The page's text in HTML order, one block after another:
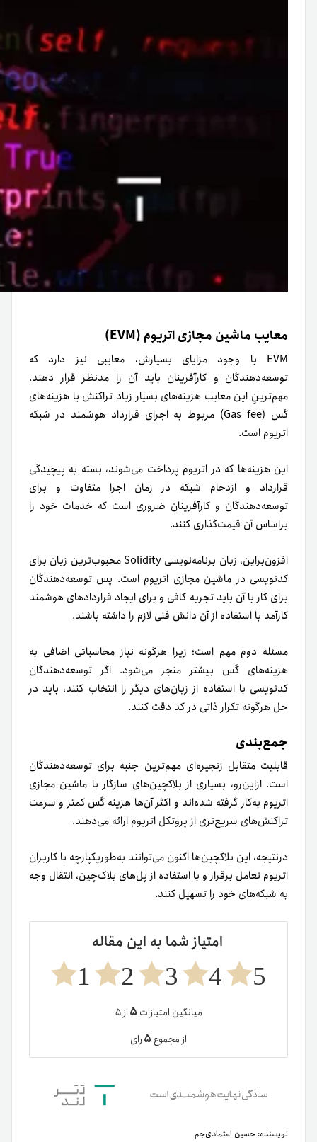
معایب ماشین مجازی اتریوم (EVM)
EVM با وجود مزایای بسیارش، معایبی نیز دارد که
توسعه‌دهندگان و کارآفرینان باید آن را مدنظر قرار دهند.
مهم‌ترینِ این معایب هزینه‌های بسیار زیاد تراکنش یا هزینه‌های
گَس (Gas fee) مربوط به اجرای قرارداد هوشمند در شبکه
اتریوم است.
این هزینه‌ها که در اتریوم پرداخت می‌شوند، بسته به پیچیدگی
قرارداد و ازدحام شبکه در زمان اجرا متفاوت و برای
توسعه‌دهندگان و کارآفرینان ضروری است که خدمات خود را
بر‌اساس آن قیمت‌گذاری کنند.
افزون‌بر‌این، زبان برنامه‌نویسی Solidity محبوب‌ترین زبان برای
کدنویسی در ماشین مجازی اتریوم است. پس توسعه‌دهندگان
برای کار با آن باید تجربه کافی و برای ایجاد قراردادهای هوشمند
کارآمد با استفاده از آن دانش فنی لازم را داشته باشند.
مسئله دوم مهم است؛ زیرا هر‌گونه نیاز محاسباتی اضافی به
هزینه‌های گَس بیشتر منجر می‌شود. اگر توسعه‌دهندگان
کدنویسی با استفاده از زبان‌های دیگر را انتخاب کنند، باید در
حل هر‌گونه تکرار ذاتی در کد دقت کنند.
جمع‌بندی
قابلیت متقابل زنجیره‌ای مهم‌ترین جنبه برای توسعه‌دهندگان
است. ازاین‌رو، بسیاری از بلاکچین‌های سازگار با ماشین مجازی
اتریوم به‌کار گرفته شده‌اند و اکثر آن‌ها هزینه گَس کمتر و سرعت
تراکنش‌های سریع‌تری از پروتکل اتریوم ارائه می‌دهند.
در‌نتیجه، این بلاکچین‌ها اکنون می‌توانند به‌طوریکپارچه با کاربران
اتریوم تعامل برقرار و با استفاده از پل‌های بلاک‌چین، انتقال وجه
به شبکه‌های خود را تسهیل کنند.
امتیاز شما به این مقاله
5
4
3
2
1
میانگین امتیازات ۵از ۵
از مجموع۵رای
نویسنده: حسین اعتمادی‌جم